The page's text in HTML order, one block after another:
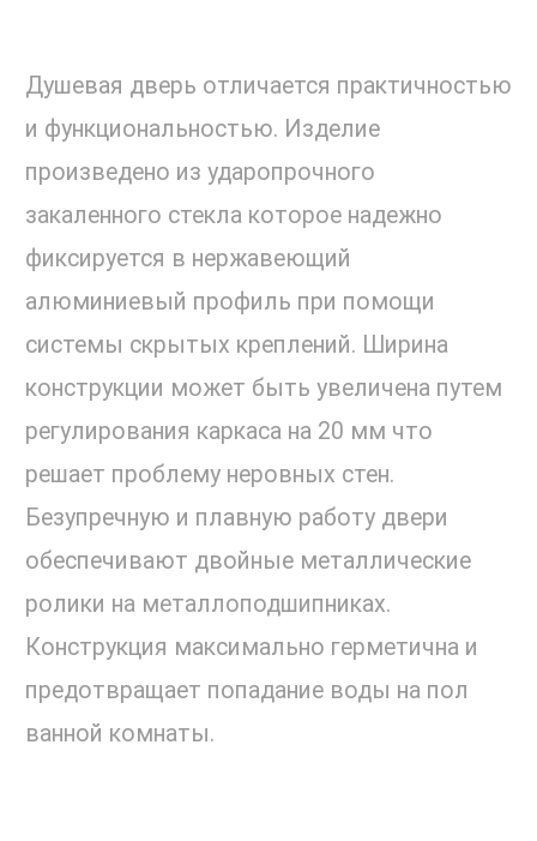
Душевая дверь отличается практичностью
и функциональностью. Изделие
произведено из ударопрочного
закаленного стекла которое надежно
фиксируется в нержавеющий
алюминиевый профиль при помощи
системы скрытых креплений. Ширина
конструкции может быть увеличена путем
регулирования каркаса на 20 мм что
решает проблему неровных стен.
Безупречную и плавную работу двери
обеспечивают двойные металлические
ролики на металлоподшипниках.
Конструкция максимально герметична и
предотвращает попадание воды на пол
ванной комнаты.